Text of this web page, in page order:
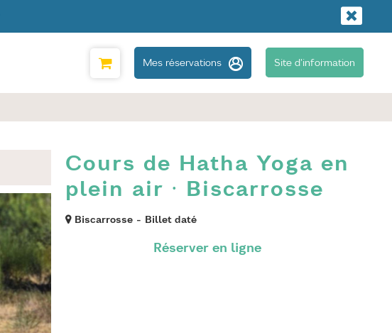
Mes réservations Site d'information
Cours de Hatha Yoga en
plein air · Biscarrosse
Biscarrosse Billet daté